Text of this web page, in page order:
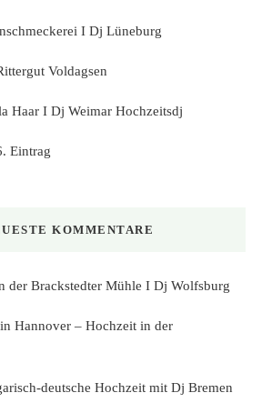
I Dj Lüneburg
Voldagsen
Haar I Dj Weimar Hochzeitsdj
Eintrag
KOMMENTARE
der Brackstedter Mühle I Dj Wolfsburg
Hannover – Hochzeit in der
deutsche Hochzeit mit Dj Bremen